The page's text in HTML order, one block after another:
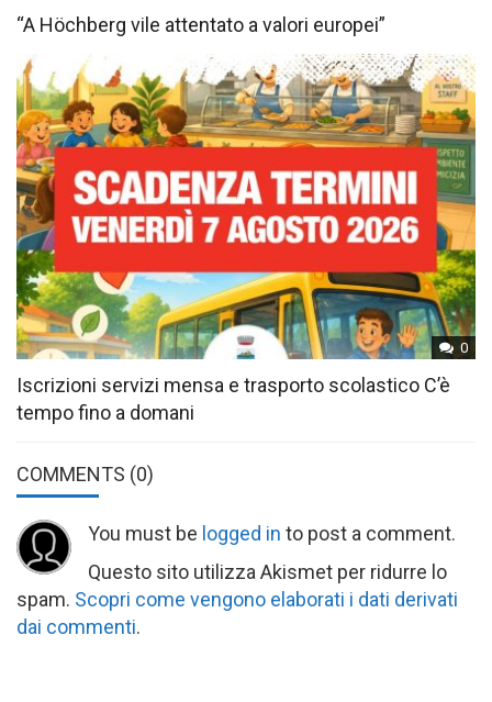
“A Höchberg vile attentato a valori europei”
0
Iscrizioni servizi mensa e trasporto scolastico C’è
tempo fino a domani
COMMENTS (0)
You must be logged in to post a comment.
Questo sito utilizza Akismet per ridurre lo
spam. Scopri come vengono elaborati i dati derivati
dai commenti.